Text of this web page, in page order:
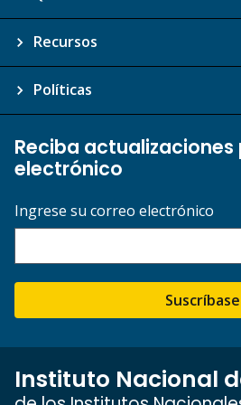
Recursos
Políticas
Reciba
electrónico
Ingrese su correo electrónico
Suscríbase
Instituto Nacional